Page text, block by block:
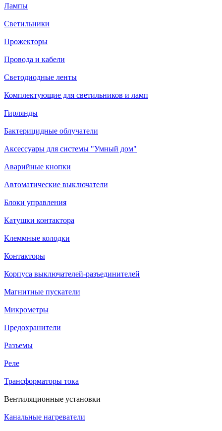
Лампы
Светильники
Прожекторы
Провода и кабели
Светодиодные ленты
Комплектующие для светильников и ламп
Гирлянды
Бактерицидные облучатели
Аксессуары для системы "Умный дом"
Аварийные кнопки
Автоматические выключатели
Блоки управления
Катушки контактора
Клеммные колодки
Контакторы
Корпуса выключателей-разъединителей
Магнитные пускатели
Микрометры
Предохранители
Разъемы
Реле
Трансформаторы тока
Вентиляционные установки
Канальные нагреватели